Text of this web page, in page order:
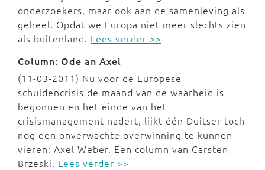
onderzoekers, maar ook aan de samenleving als
geheel. Opdat we Europa niet meer slechts zien
als buitenland. Lees verder >>
Column: Ode an Axel
(11-03-2011) Nu voor de Europese
schuldencrisis de maand van de waarheid is
begonnen en het einde van het
crisismanagement nadert, lijkt één Duitser toch
nog een onverwachte overwinning te kunnen
vieren: Axel Weber. Een column van Carsten
Brzeski. Lees verder >>